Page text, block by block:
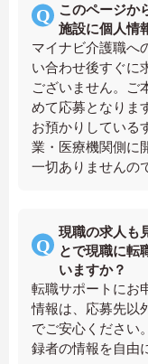
このページか
施設に個人情
マイナビ介護職へ
い合わせ後すぐに
ございません。ご
めて応募となりま
お預かりしている
業・医療機関側に
一切ありませんの
現職の求人も
とで現職に転
いますか？
転職サポートにお
情報は、応募先以
でご安心ください
録者の情報を自由